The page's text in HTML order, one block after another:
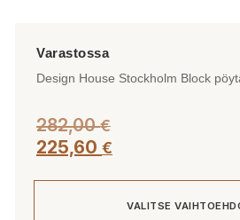
Design House Stockholm Block
282,00€
225,60 €
VALITSE